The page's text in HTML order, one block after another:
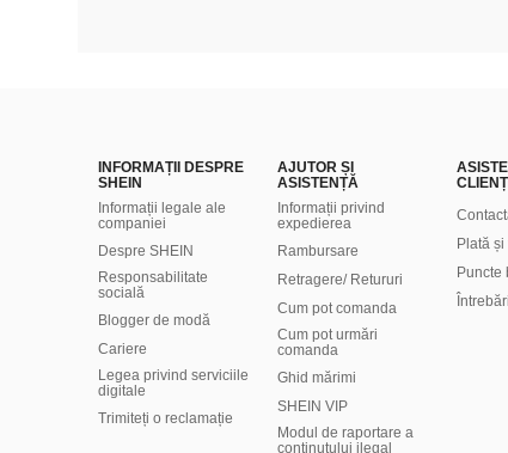
INFORMAȚII DESPRE
SHEIN
Informații legale ale
companiei
Despre SHEIN
Responsabilitate
socială
Blogger de modă
Cariere
Legea privind serviciile
digitale
Trimiteți o reclamație
AJUTOR ȘI
ASISTENȚĂ
Informații privind
expedierea
Rambursare
Retragere/ Retururi
Cum pot comanda
Cum pot urmări
comanda
Ghid mărimi
SHEIN VIP
Modul de raportare a
conținutului ilegal
CLIENȚI
Plată și
Puncte